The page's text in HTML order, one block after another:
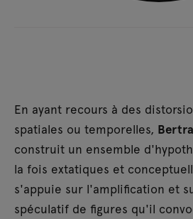
En ayant recours à des
spatiales ou temporelles,
construit un ensemble
la fois extatiques et
s'appuie sur l'amplification et
spéculatif de figures qu'il